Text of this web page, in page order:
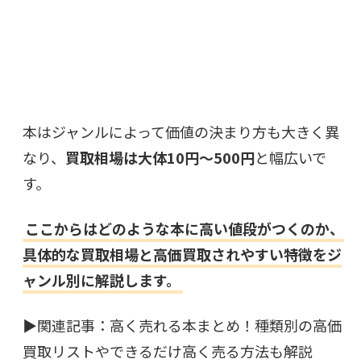
本はジャンルによって価値の決まり方も大きく異
なり、 買取相場は大体10円〜500円と幅広いで
す。
ここからはどのような本に高い値段がつくのか、
具体的な買取相場と高価買取されやすい特徴をジ
ャンル別に解説します。
▶︎関連記事： 高く売れる本まとめ！種類別の高価
買取リストやできるだけ高く売る方法も解説